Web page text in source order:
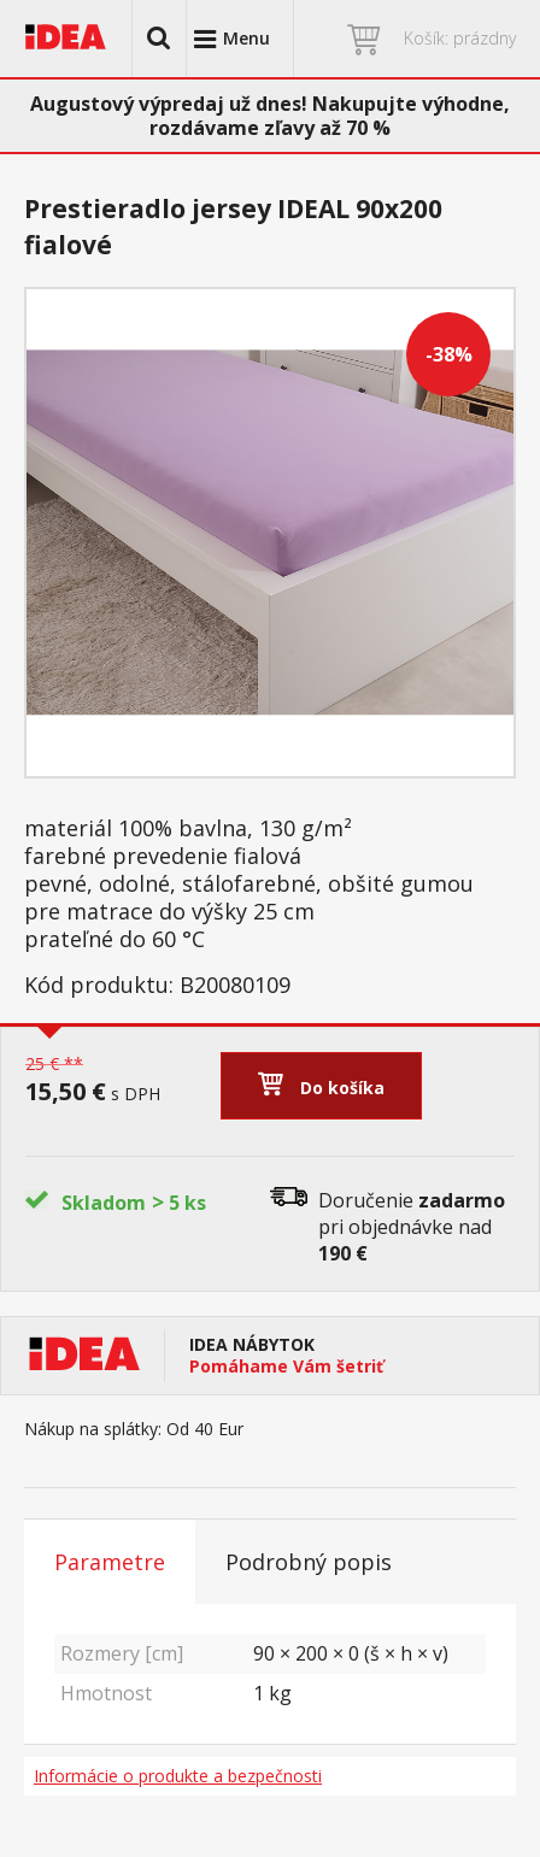
Menu Košík: prázdny
Augustový výpredaj už dnes! Nakupujte výhodne,
rozdávame zľavy až 70 %
-38%
Prestieradlo jersey IDEAL 90x200
fialové
materiál 100% bavlna, 130 g/m²
farebné prevedenie fialová
pevné, odolné, stálofarebné, obšité gumou
pre matrace do výšky 25 cm
prateľné do 60 °C
Kód produktu: B20080109
25 € **
15,50 € s DPH Do košíka
Skladom > 5 ks Doručenie zadarmo
pri objednávke nad
190 €
IDEA NÁBYTOK
Pomáhame Vám šetriť
Nákup na splátky: Od 40 Eur
Parametre Podrobný popis
Rozmery [cm]
90 × 200 × 0 (š × h × v)
Hmotnost
1 kg
Informácie o produkte a bezpečnosti